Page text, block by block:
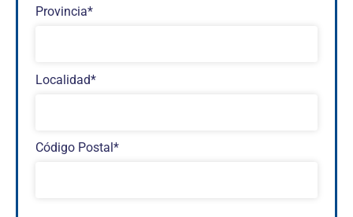
Provincia*
Localidad*
Código Postal*